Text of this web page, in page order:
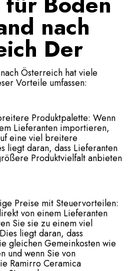
nach
Der
Österreich hat viele
Vorteile umfassen:
Produktpalette: Wenn
Lieferanten importieren,
eine viel breitere
liegt daran, dass Lieferanten
Produktvielfalt anbieten
Preise mit Steuervorteilen:
von einem Lieferanten
Sie sie zu einem viel
liegt daran, dass
gleichen Gemeinkosten wie
und wenn Sie von
Ramirro Ceramica